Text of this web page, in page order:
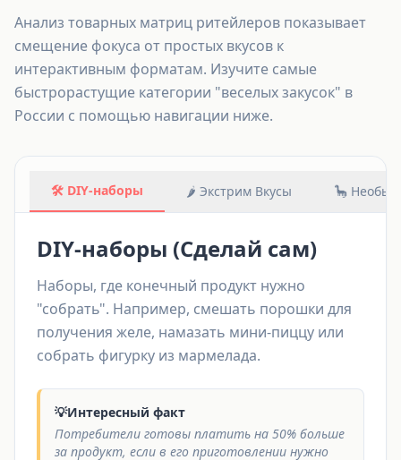
Анализ товарных матриц ритейлеров показывает
смещение фокуса от простых вкусов к
интерактивным форматам. Изучите самые
быстрорастущие категории "веселых закусок" в
России с помощью навигации ниже.
🛠️ DIY-наборы 🌶️ Экстрим Вкусы 🦕
DIY-наборы (Сделай сам)
Наборы, где конечный продукт нужно
"собрать". Например, смешать порошки для
получения желе, намазать мини-пиццу или
собрать фигурку из мармелада.
💡Интересный факт
Потребители готовы платить на 50% больше
за продукт, если в его приготовлении нужно